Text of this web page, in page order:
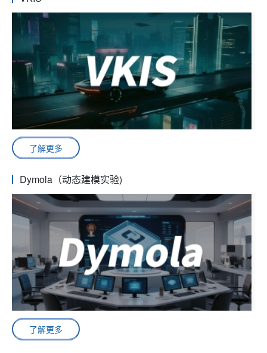
了解更多
Dymola（动态建模实验)
了解更多